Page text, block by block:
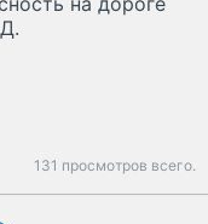
131 просмотров всего.